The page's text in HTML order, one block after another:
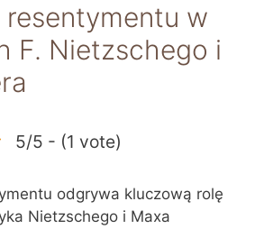
resentymentu w
F. Nietzschego i
5/5 - (1 vote)
odgrywa kluczową rolę
Nietzschego i Maxa